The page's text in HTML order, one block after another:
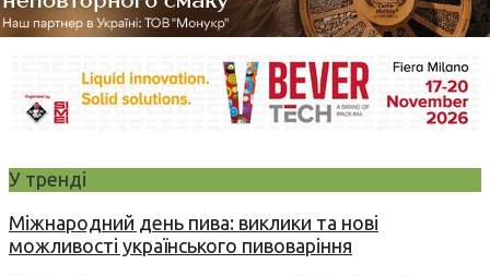
У тренді
Міжнародний день пива: виклики та нові
можливості українського пивоваріння